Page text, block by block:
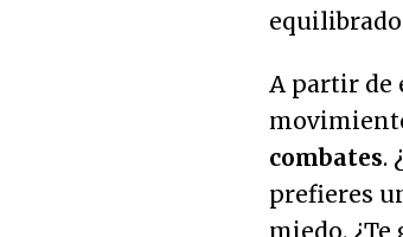
A partir de
combates.
prefieres
miedo.